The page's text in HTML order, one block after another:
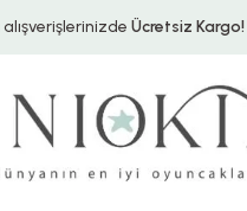
alışverişlerinizde Ücretsiz Kargo!